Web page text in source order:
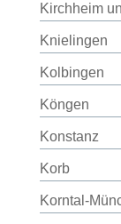
Kirchheim
Knielingen
Kolbingen
Köngen
Konstanz
Korb
Korntal-